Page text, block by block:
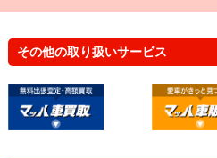
動したよ！
自分の車と一緒に健康診断を
す！これで安心して車に乗れま
その他の取り扱いサービス